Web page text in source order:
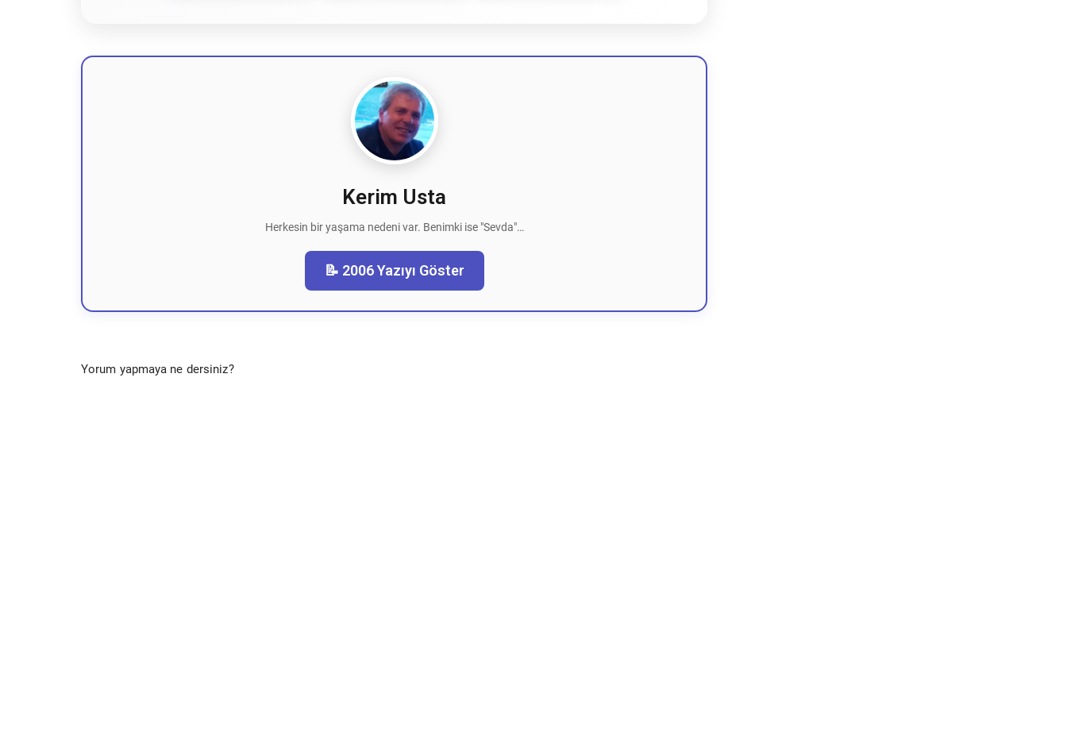
Kerim Usta
Herkesin bir yaşama nedeni var. Benimki ise "Sevda"…
📝 2006 Yazıyı Göster
Yorum yapmaya ne dersiniz?